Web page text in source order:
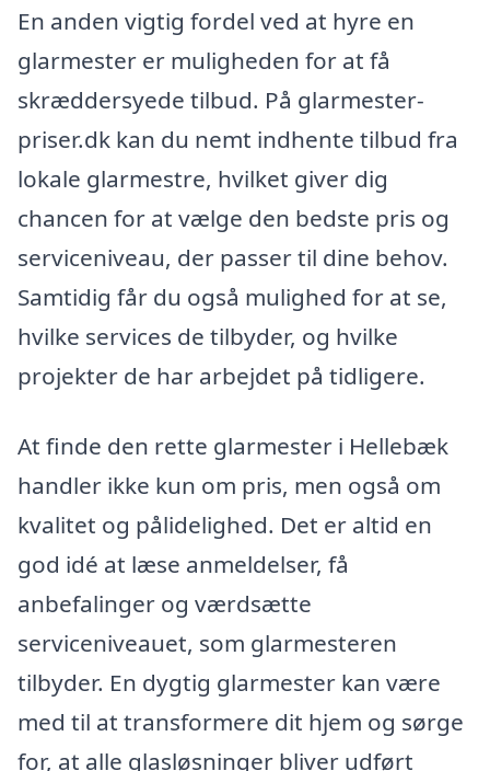
En anden vigtig fordel ved at hyre en
glarmester er muligheden for at få
skræddersyede tilbud. På glarmester-
priser.dk kan du nemt indhente tilbud fra
lokale glarmestre, hvilket giver dig
chancen for at vælge den bedste pris og
serviceniveau, der passer til dine behov.
Samtidig får du også mulighed for at se,
hvilke services de tilbyder, og hvilke
projekter de har arbejdet på tidligere.
At finde den rette glarmester i Hellebæk
handler ikke kun om pris, men også om
kvalitet og pålidelighed. Det er altid en
god idé at læse anmeldelser, få
anbefalinger og værdsætte
serviceniveauet, som glarmesteren
tilbyder. En dygtig glarmester kan være
med til at transformere dit hjem og sørge
for, at alle glasløsninger bliver udført